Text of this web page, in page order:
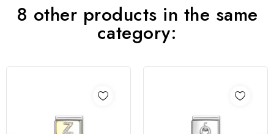
8 other products in the same
category: